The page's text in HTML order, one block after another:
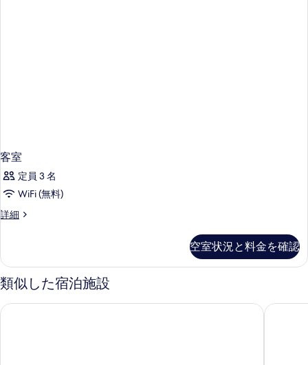
客室
定員 3 名
WiFi (無料)
詳細
客
細
空室状況と料金を確認
類似した宿泊施設
ホテルニューイタヤ 東横